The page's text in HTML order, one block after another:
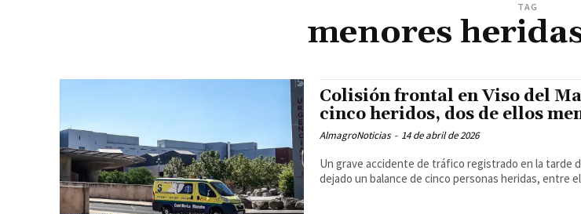
TAG
menores
Colisión frontal en Viso del
cinco heridos, dos de ellos
AlmagroNoticias - 14 de abril de 2026
Un grave accidente de tráfico registrado en la tarde
dejado un balance de cinco personas heridas, entre